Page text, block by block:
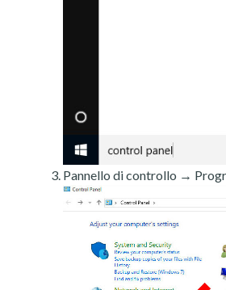
Pannello di controllo →